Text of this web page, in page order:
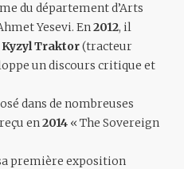
du département d’Arts
Yesevi. En2012, il
Kyzyl Traktor(tracteur
un discours critique et
dans de nombreuses
en2014 « The Sovereign
première exposition